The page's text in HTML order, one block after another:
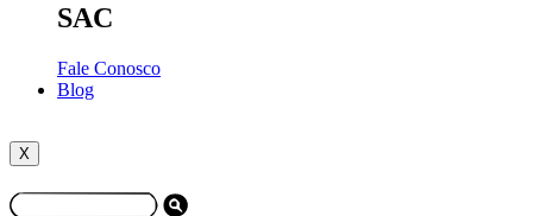
SAC
Fale Conosco
Blog
X